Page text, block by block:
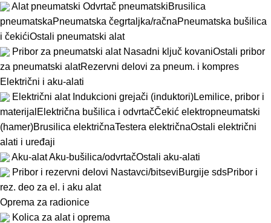
Alat pneumatski Odvrtač pneumatskiBrusilica
pneumatskaPneumatska čegrtaljka/račnaPneumatska bušilica
i čekićiOstali pneumatski alat
Pribor za pneumatski alat Nasadni ključ kovaniOstali pribor
za pneumatski alatRezervni delovi za pneum. i kompres
Električni i aku-alati
Električni alat Indukcioni grejači (induktori)Lemilice, pribor i
materijal Električna bušilica i odvrtačČekić elektropneumatski
(hamer)Brusilica električnaTestera električnaOstali električni
alati i uređaji
Aku-alatAku-bušilica/odvrtačOstali aku-alati
Pribor i rezervni delovi Nastavci/bitseviBurgije sdsPribor i
rez. deo za el. i aku alat
Oprema za radionice
Kolica za alat i oprema